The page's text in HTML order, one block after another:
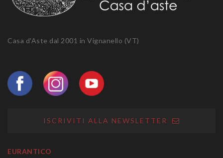
Casa d'Aste dal 2001 in Vignanello (VT)
ISCRIVITI ALLA NEWSLETTER
EURANTICO